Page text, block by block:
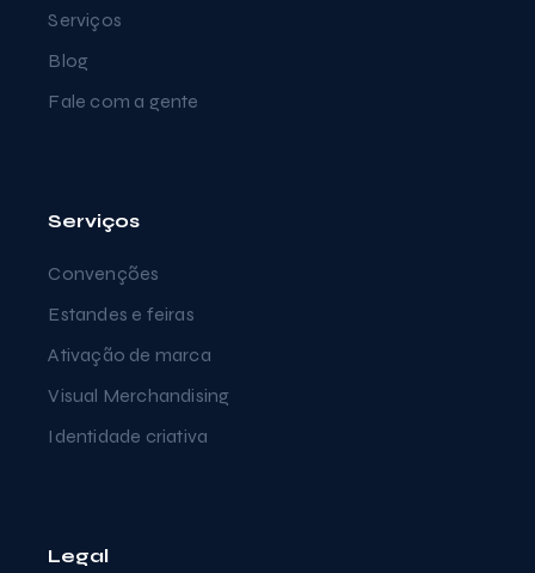
Serviços
Blog
Fale com a gente
Serviços
Convenções
Estandes e feiras
Ativação de marca
Visual Merchandising
Identidade criativa
Legal